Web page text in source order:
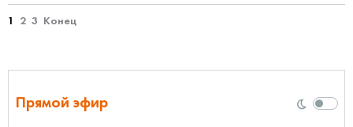
1 2 3 Конец
Прямой эфир